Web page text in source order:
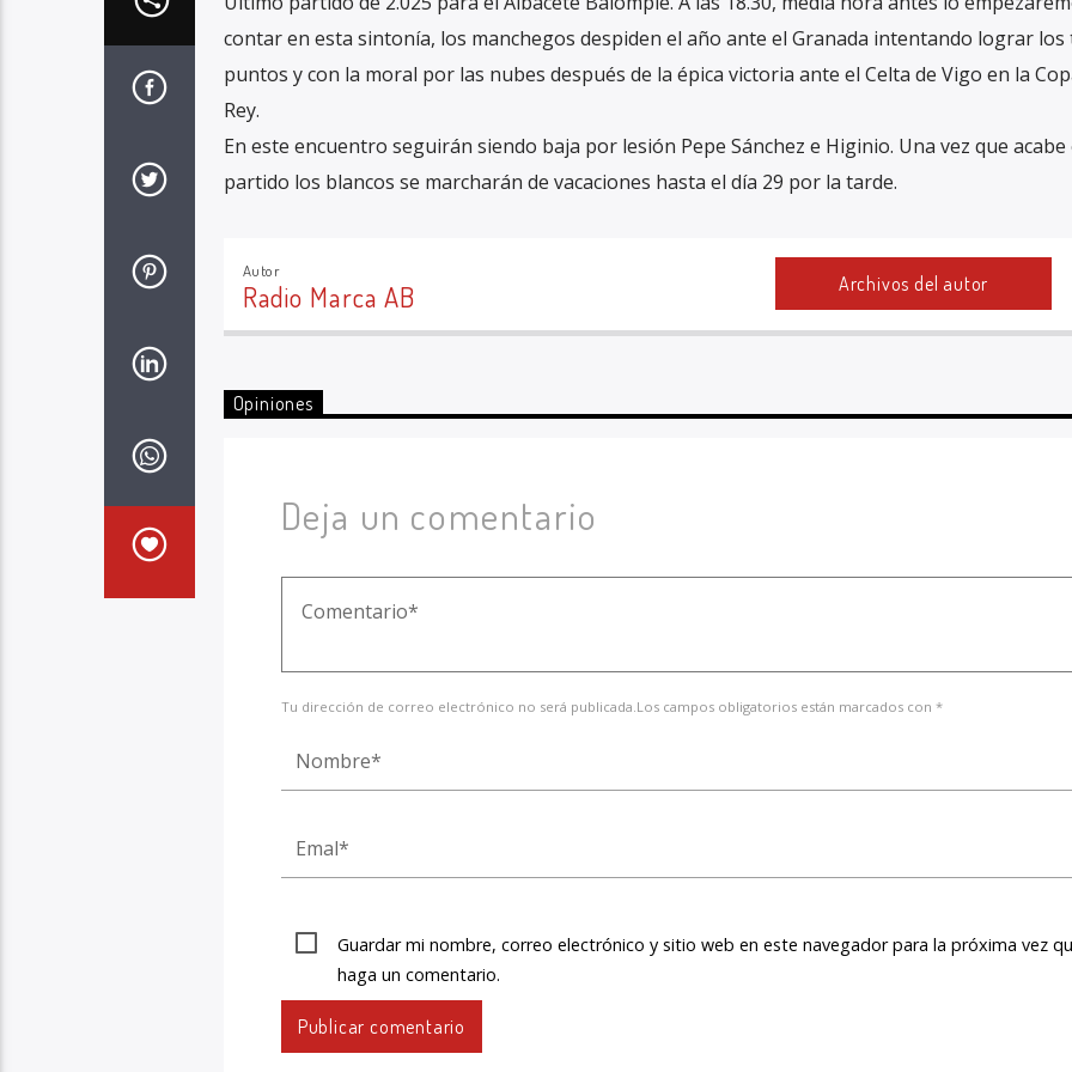
contar en esta sintonía, los manchegos despiden el año ante el Granada intentando lograr los
puntos y con la moral por las nubes después de la épica victoria ante el Celta de Vigo en la
Rey.
En este encuentro seguirán siendo baja por lesión Pepe Sánchez e Higinio. Una vez que acabe
partido los blancos se marcharán de vacaciones hasta el día 29 por la tarde.
Autor
Radio Marca AB Archivos del autor
Opiniones
Deja un comentario
Tu dirección de correo electrónico no será publicada.Los campos obligatorios están marcados con *
Guardar mi nombre, correo electrónico y sitio web en este navegador para la próxima vez
haga un comentario.